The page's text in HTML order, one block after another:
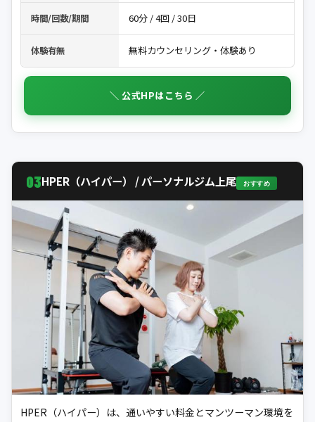
時間/回数/期間 60分 / 4回 / 30日
体験有無 無料カウンセリング・体験あり
＼ 公式HPはこちら ／
03HPER（ハイパー） / パーソナルジム上尾 おすすめ
HPER（ハイパー）は、通いやすい料金とマンツーマン環境を